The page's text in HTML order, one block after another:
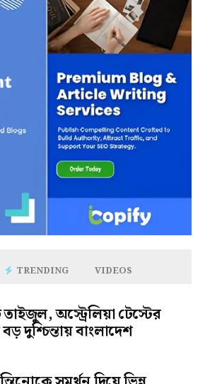
TRENDING VIDEOS
অস্ট্রেলিয়া টেস্টের
দুশ্চিন্তায় বাংলাদেশ